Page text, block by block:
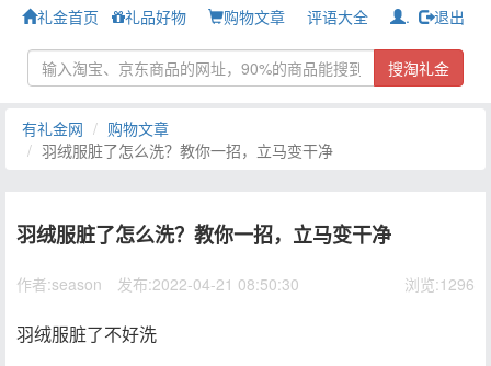
礼金首页 礼品好物 购物文章 评语大全 . 退出
搜淘礼金
有礼金网
购物文章
羽绒服脏了怎么洗？教你一招，立马变干净
羽绒服脏了怎么洗？教你一招，立马变干净
作者:season 发布:2022-04-21 08:50:30 浏览:1296
羽绒服脏了不好洗